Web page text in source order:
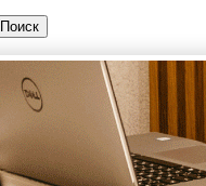
Поиск